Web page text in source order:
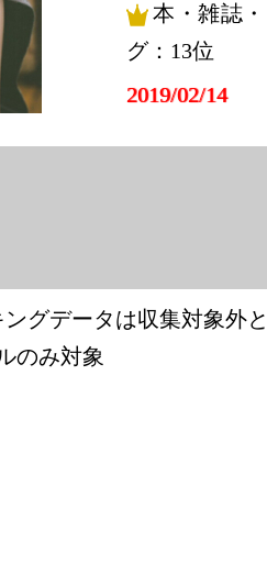
本・雑誌
グ：13位
2019/02/14
本・雑誌
グ：29位
グデータは収集対象外
のみ対象